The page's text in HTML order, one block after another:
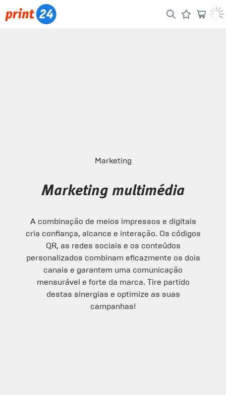
Marketing
Marketing multimédia
A combinação de meios impressos e digitais
cria confiança, alcance e interação. Os códigos
QR, as redes sociais e os conteúdos
personalizados combinam eficazmente os dois
canais e garantem uma comunicação
mensurável e forte da marca. Tire partido
destas sinergias e optimize as suas
campanhas!